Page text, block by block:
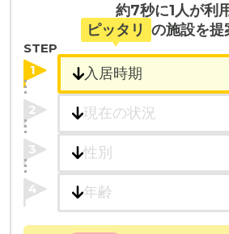
約7秒に1人が利
ピッタリ の施設を提
STEP
1
2
3
4